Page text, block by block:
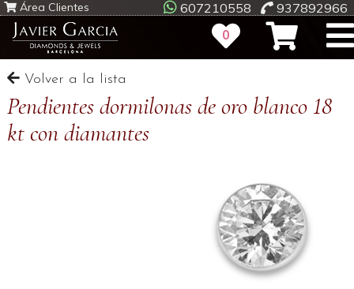
0
607210558 937892966
Área Clientes
Volver a la lista
Pendientes dormilonas de oro blanco 18
kt con diamantes